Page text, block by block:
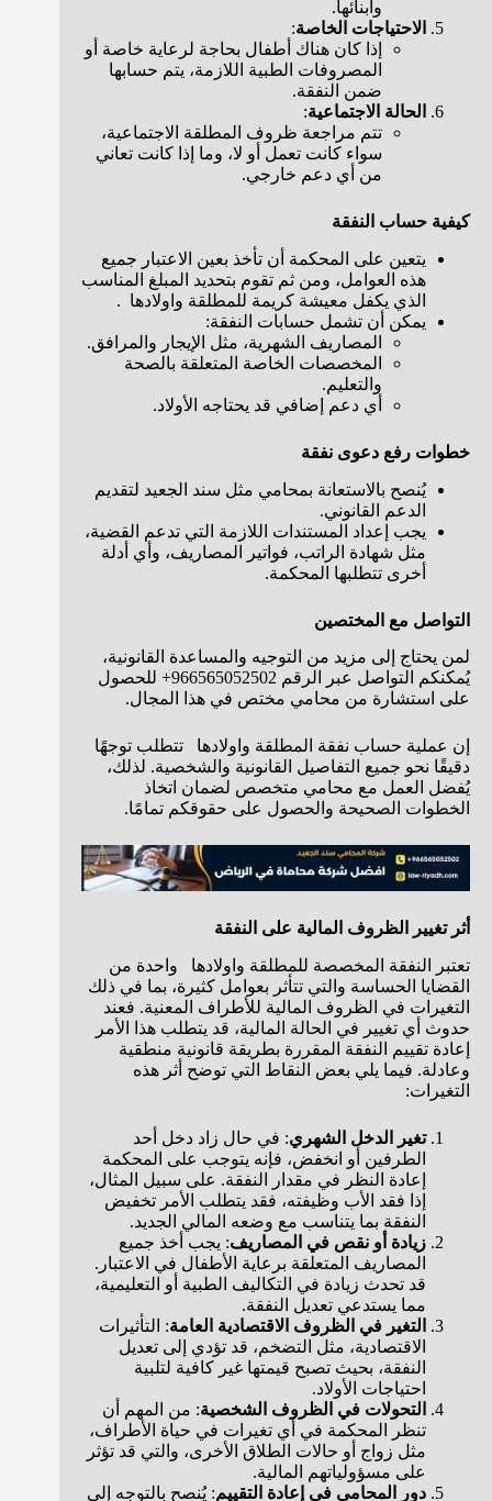
وأبنائها.
الاحتياجات الخاصة:
إذا كان هناك أطفال بحاجة لرعاية خاصة أو
المصروفات الطبية اللازمة، يتم حسابها
ضمن النفقة.
الحالة الاجتماعية:
تتم مراجعة ظروف المطلقة الاجتماعية،
سواء كانت تعمل أو لا، وما إذا كانت تعاني
من أي دعم خارجي.
كيفية حساب النفقة
يتعين على المحكمة أن تأخذ بعين الاعتبار جميع
هذه العوامل، ومن ثم تقوم بتحديد المبلغ المناسب
الذي يكفل معيشة كريمة للمطلقة واولادها .
يمكن أن تشمل حسابات النفقة:
المصاريف الشهرية، مثل الإيجار والمرافق.
المخصصات الخاصة المتعلقة بالصحة
والتعليم.
أي دعم إضافي قد يحتاجه الأولاد.
خطوات رفع دعوى نفقة
يُنصح بالاستعانة بمحامي مثل سند الجعيد لتقديم
الدعم القانوني.
يجب إعداد المستندات اللازمة التي تدعم القضية،
مثل شهادة الراتب، فواتير المصاريف، وأي أدلة
أخرى تتطلبها المحكمة.
التواصل مع المختصين
لمن يحتاج إلى مزيد من التوجيه والمساعدة القانونية،
يُمكنكم التواصل عبر الرقم 966565052502+ للحصول
على استشارة من محامي مختص في هذا المجال.
إن عملية حساب نفقة المطلقة واولادها تتطلب توجهًا
دقيقًا نحو جميع التفاصيل القانونية والشخصية. لذلك،
يُفضل العمل مع محامي متخصص لضمان اتخاذ
الخطوات الصحيحة والحصول على حقوقكم تمامًا.
أثر تغيير الظروف المالية على النفقة
تعتبر النفقة المخصصة للمطلقة واولادها واحدة من
القضايا الحساسة والتي تتأثر بعوامل كثيرة، بما في ذلك
التغيرات في الظروف المالية للأطراف المعنية. فعند
حدوث أي تغيير في الحالة المالية، قد يتطلب هذا الأمر
إعادة تقييم النفقة المقررة بطريقة قانونية منطقية
وعادلة. فيما يلي بعض النقاط التي توضح أثر هذه
التغيرات:
تغير الدخل الشهري: في حال زاد دخل أحد
الطرفين أو انخفض، فإنه يتوجب على المحكمة
إعادة النظر في مقدار النفقة. على سبيل المثال،
إذا فقد الأب وظيفته، فقد يتطلب الأمر تخفيض
النفقة بما يتناسب مع وضعه المالي الجديد.
زيادة أو نقص في المصاريف: يجب أخذ جميع
المصاريف المتعلقة برعاية الأطفال في الاعتبار.
قد تحدث زيادة في التكاليف الطبية أو التعليمية،
مما يستدعي تعديل النفقة.
التغير في الظروف الاقتصادية العامة: التأثيرات
الاقتصادية، مثل التضخم، قد تؤدي إلى تعديل
النفقة، بحيث تصبح قيمتها غير كافية لتلبية
احتياجات الأولاد.
التحولات في الظروف الشخصية: من المهم أن
تنظر المحكمة في أي تغيرات في حياة الأطراف،
مثل زواج أو حالات الطلاق الأخرى، والتي قد تؤثر
على مسؤولياتهم المالية.
دور المحامي في إعادة التقييم: يُنصح بالتوجه إلى